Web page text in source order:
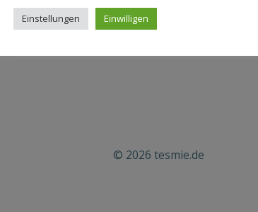
© 2026 tesmie.de
Einstellungen Einwilligen